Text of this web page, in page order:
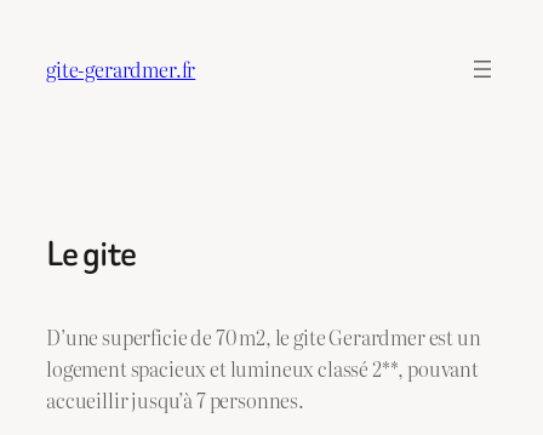
contenu
gite-gerardmer.fr
Le gite
D’une superficie de 70 m2, le gite Gerardmer est un
logement spacieux et lumineux classé 2**, pouvant
accueillir jusqu’à 7 personnes.